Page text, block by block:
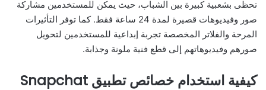
تحظى بشعبية كبيرة بين الشباب، حيث يمكن للمستخدمين مشاركة
صور وفيديوهات قصيرة لمدة 24 ساعة فقط. كما توفر التأثيرات
المرحة والفلاتر المخصصة تجربة إبداعية للمستخدمين لتحويل
صورهم وفيديوهاتهم إلى قطع فنية ملونة وجذابة.
كيفية استخدام خصائص تطبيق Snapchat